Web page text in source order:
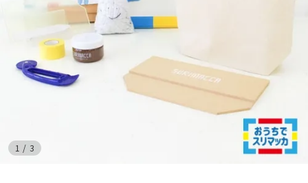
イベント
無地素材
1 / 3